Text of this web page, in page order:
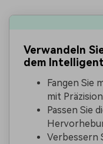
Verwandeln
dem
Fangen Sie
mit
Passen Sie
Verbessern